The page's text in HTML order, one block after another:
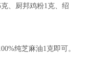
、厨邦鸡粉1克、绍
纯芝麻油1克即可。